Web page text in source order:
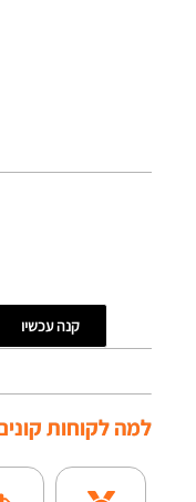
קנה עכשיו
למה לקוחות